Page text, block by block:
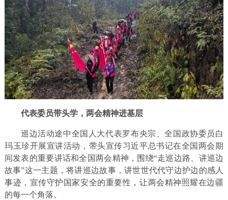
代表委员带头学，两会精神进基层
巡边活动途中全国人大代表罗布央宗、全国政协委员白
玛玉珍开展宣讲活动，带头宣传习近平总书记在全国两会期
间发表的重要讲话和全国两会精神，围绕“走巡边路、讲巡边
故事”这一主题，将讲巡边故事，讲世世代代守边护边的感人
事迹，宣传守护国家安全的重要性，让两会精神照耀在边疆
的每一个角落。